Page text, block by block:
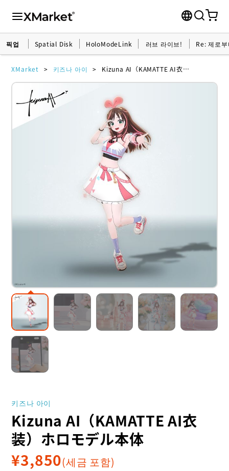
픽업 Spatial Disk HoloModeLink 러브 라이브! Re: 제로
XMarket 키즈나 아이 Kizuna AI（KAMATTE AI衣装）ホロモデル本体
키즈나 아이
Kizuna AI（KAMATTE AI衣
装）ホロモデル本体
¥3,850(세금 포함)